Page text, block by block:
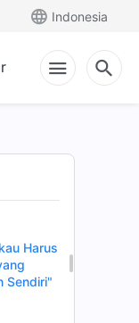
Indonesia
Fokus
Harus
Sendiri"